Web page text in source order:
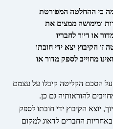
כי ההחלטה המפורטת
ומימושה ממצים את
או דיור לחבריו
זו הקיבוץ יצא ידי חובתו
מחוייב לספק מדור או
על הסכם הקליטה קיבלו על עצמם
להוראותיה גם כן.
יוצא הקיבוץ ידי חובתו לספק
החברים לדאוג למקום